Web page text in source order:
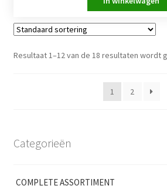
Resultaat 1–12 van de 18 resultaten wordt
1 2
Categorieën
COMPLETE ASSORTIMENT